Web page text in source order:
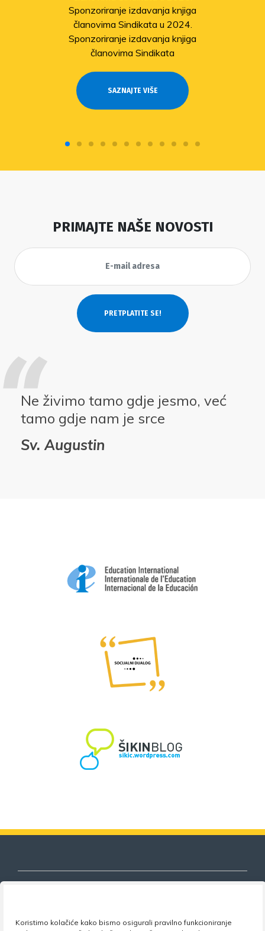
Koristimo kolačiće kako bismo osigurali pravilno funkcioniranje
Sponzoriranje izdavanja knjiga
članovima Sindikata u 2024.
Sponzoriranje izdavanja knjiga
članovima Sindikata
SAZNAJTE VIŠE
PRIMAJTE NAŠE NOVOSTI
Ne živimo tamo gdje jesmo, već
tamo gdje nam je srce
Sv. Augustin
Nezavisni sindikat znanosti i visokog